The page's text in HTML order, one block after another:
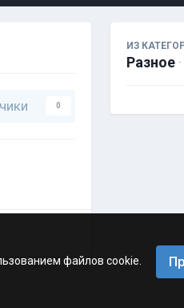
0
ИЗ
Разное
файлов cookie.